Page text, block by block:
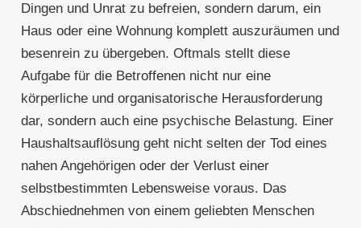
Dingen und Unrat zu befreien, sondern darum, ein
Haus oder eine Wohnung komplett auszuräumen und
besenrein zu übergeben. Oftmals stellt diese
Aufgabe für die Betroffenen nicht nur eine
körperliche und organisatorische Herausforderung
dar, sondern auch eine psychische Belastung. Einer
Haushaltsauflösung geht nicht selten der Tod eines
nahen Angehörigen oder der Verlust einer
selbstbestimmten Lebensweise voraus. Das
Abschiednehmen von einem geliebten Menschen